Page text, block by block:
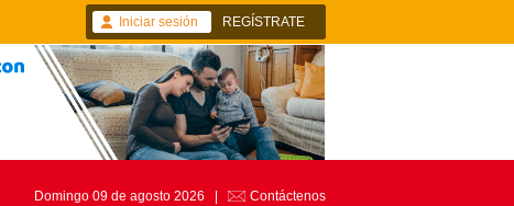
Iniciar sesión REGÍSTRATE
Domingo 09 de agosto 2026 | Contáctenos